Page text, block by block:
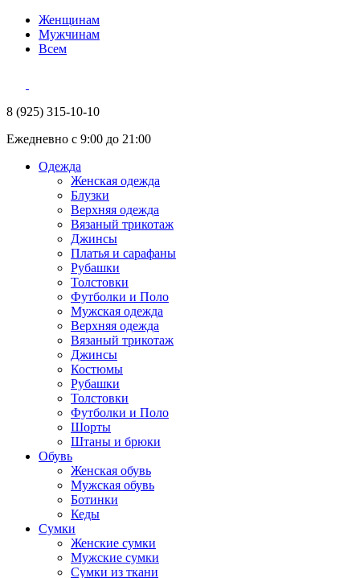
Женщинам
Мужчинам
Всем
8 (925) 315-10-10
Ежедневно с 9:00 до 21:00
Одежда
Женская одежда
Блузки
Верхняя одежда
Вязаный трикотаж
Джинсы
Платья и сарафаны
Рубашки
Толстовки
Футболки и Поло
Мужская одежда
Верхняя одежда
Вязаный трикотаж
Джинсы
Костюмы
Рубашки
Толстовки
Футболки и Поло
Шорты
Штаны и брюки
Обувь
Женская обувь
Мужская обувь
Ботинки
Кеды
Сумки
Женские сумки
Мужские сумки
Сумки из ткани